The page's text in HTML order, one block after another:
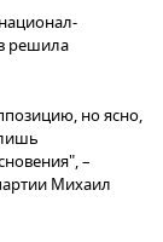
решила
но ясно,
–
Михаил